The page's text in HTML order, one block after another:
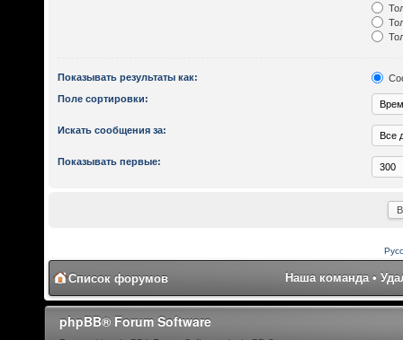
Показывать результаты как:
Поле сортировки:
Искать сообщения за:
Показывать первые:
Список форумов Наша команда •
phpBB® Forum Software